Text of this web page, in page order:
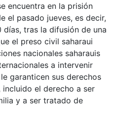
encuentra en la prisión
el pasado jueves, es decir,
tras la difusión de una
el preso civil saharaui
nacionales saharauis
a intervenir
garanticen sus derechos
el derecho a ser
y a ser tratado de